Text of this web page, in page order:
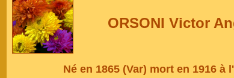
ORSONI Victor
Né en 1865 (Var) mort en 1916 à